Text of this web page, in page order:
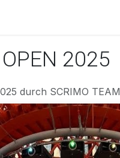
2025
durch SCRIMO TEAM